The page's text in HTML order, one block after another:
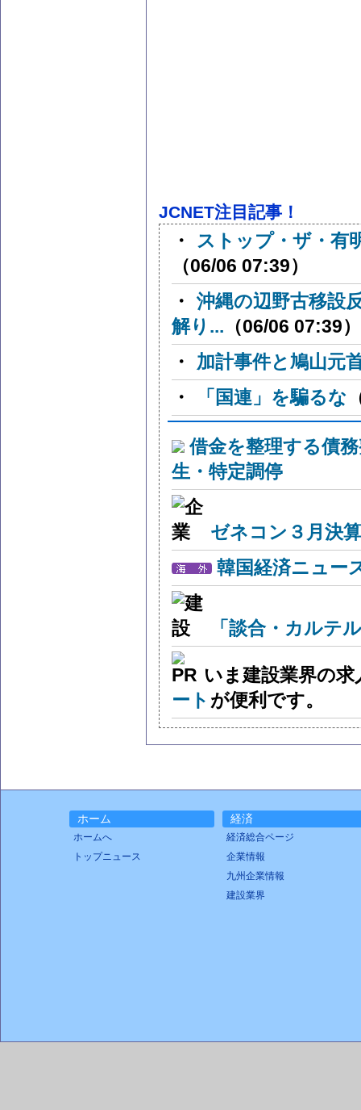
JCNET注目記事！
・
ストップ・ザ・有
（06/06 07:39）
・ 沖縄の辺野古移設
解り... （06/06 07:39）
・
加計事件と鳩山元
・
「国連」を騙るな
借金を整理する債
生・特定調停
ゼネコン３月決
韓国経済ニュー
「談合・カルテ
いま建設業界の
ート が便利です。
ホーム
ホームへ
トップニュース
経済
経済総合ページ
企業情報
九州企業情報
建設業界